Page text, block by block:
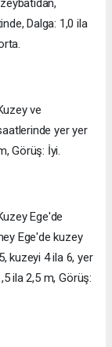
Dalga: 1,0 ila
ve
yer yer
Görüş: İyi.
Ege'de
Ege'de kuzey
kuzeyi 4 ila 6, yer
ila 2,5 m, Görüş: